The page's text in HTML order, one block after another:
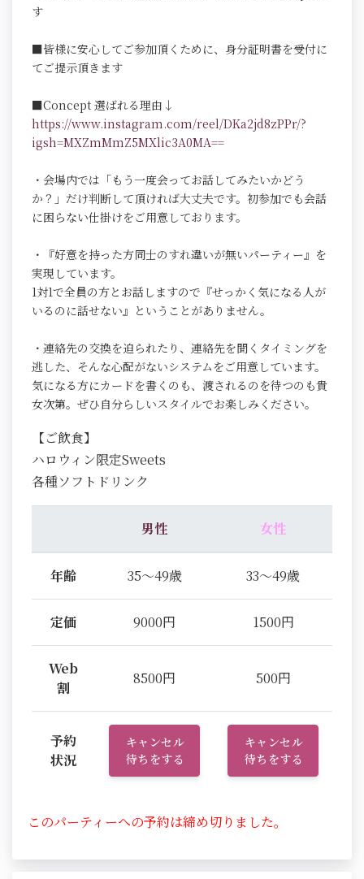
す
■皆様に安心してご参加頂くために、身分証明書を受付に
てご提示頂きます
■Concept 選ばれる理由↓
https://www.instagram.com/reel/DKa2jd8zPPr/?
igsh=MXZmMmZ5MXlic3A0MA==
・会場内では「もう一度会ってお話してみたいかどう
か？」だけ判断して頂ければ大丈夫です。初参加でも会話
に困らない仕掛けをご用意しております。
・『好意を持った方同士のすれ違いが無いパーティー』を
実現しています。
1対1で全員の方とお話しますので『せっかく気になる人が
いるのに話せない』ということがありません。
・連絡先の交換を迫られたり、連絡先を聞くタイミングを
逃した、そんな心配がないシステムをご用意しています。
気になる方にカードを書くのも、渡されるのを待つのも貴
女次第。ぜひ自分らしいスタイルでお楽しみください。
【ご飲食】
ハロウィン限定Sweets
各種ソフトドリンク
男性 女性
年齢 35～49歳 33～49歳
定価 9000円 1500円
Web
割
8500円 500円
予約
状況
キャンセル
待ちをする
キャンセル
待ちをする
このパーティーへの予約は締め切りました。